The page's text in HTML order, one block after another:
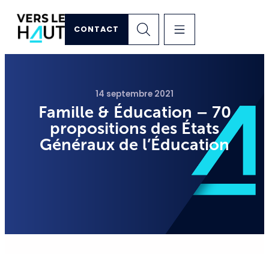
CONTACT
14 septembre 2021
Famille & Éducation – 70
propositions des États
Généraux de l’Éducation